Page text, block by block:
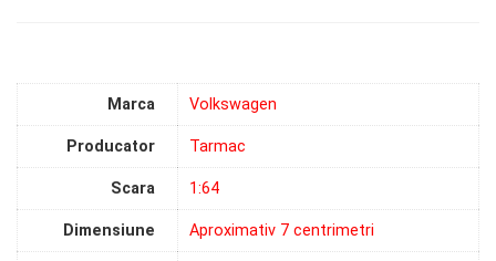
Marca Volkswagen
Producator Tarmac
Scara 1:64
Dimensiune Aproximativ 7 centrimetri